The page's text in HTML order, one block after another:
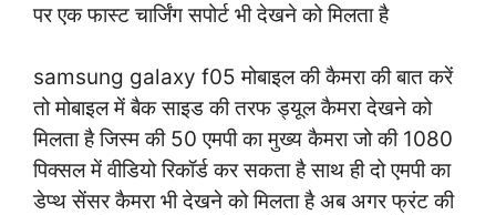
पर एक फास्ट चार्जिंग सपोर्ट भी देखने को मिलता है
samsung galaxy f05 मोबाइल की कैमरा की बात करें
तो मोबाइल में बैक साइड की तरफ ड्यूल कैमरा देखने को
मिलता है जिस्म की 50 एमपी का मुख्य कैमरा जो की 1080
पिक्सल में वीडियो रिकॉर्ड कर सकता है साथ ही दो एमपी का
डेप्थ सेंसर कैमरा भी देखने को मिलता है अब अगर फ्रंट की